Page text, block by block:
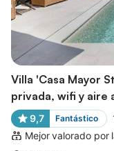
Villa 'Casa Mayor
privada, wifi y aire
9,7 Fantástico
Mejor valorado por